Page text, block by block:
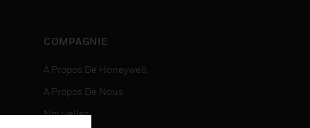
COMPAGNIE
À Propos De Honeywell
À Propos De Nous
Nouvelles